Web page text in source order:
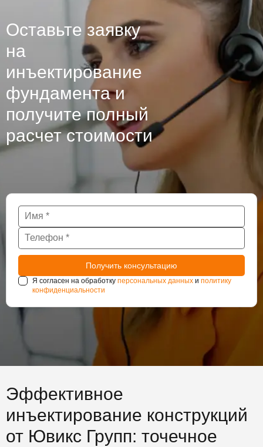
Оставьте заявку
на
инъектирование
фундамента и
получите полный
расчет стоимости
Я согласен на обработку персональных данных и политику
конфиденциальности
Эффективное
инъектирование конструкций
от Ювикс Групп: точечное